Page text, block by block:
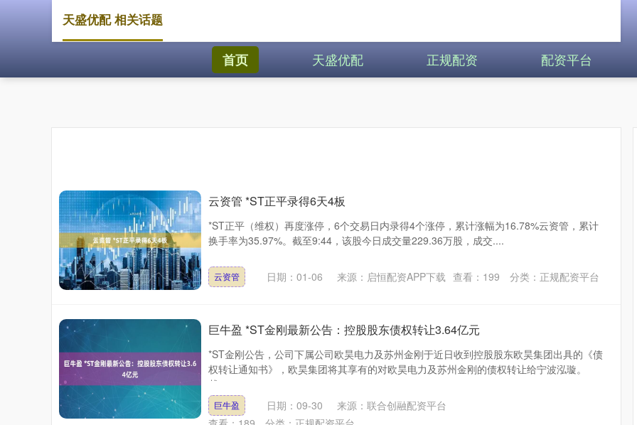
首页 天盛优配 正规配资 配资平台
天盛优配 相关话题
云资管 *ST正平录得6天4板
*ST正平（维权）再度涨停，6个交易日内录得4个涨停，累计涨幅为16.78%云资管，累计
换手率为35.97%。截至9:44，该股今日成交量229.36万股，成交....
云资管 日期：01-06 来源：启恒配资APP下载 查看： 199 分类： 正规配资平台
巨牛盈 *ST金刚最新公告：控股股东债权转让3.64亿元
*ST金刚公告，公司下属公司欧昊电力及苏州金刚于近日收到控股股东欧昊集团出具的《债
权转让通知书》，欧昊集团将其享有的对欧昊电力及苏州金刚的债权转让给宁波泓璇。
截....
巨牛盈 日期：09-30
来源：联合创融配资平台